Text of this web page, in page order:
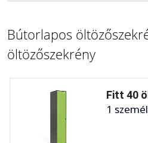
Bútorlapos
öltözőszekrény
Fitt 40
1